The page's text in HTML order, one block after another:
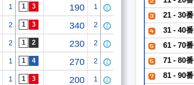
1 190 1
2 340 2
2 230 2
1 270 2
1 200 1
21 - 30番
31 - 40番
61 - 70番
71 - 80番
81 - 90番